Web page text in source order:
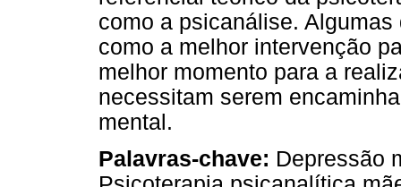
como a psicanálise.
como a melhor intervenção
melhor momento para a
necessitam serem
mental.
Palavras-chave: Depressão